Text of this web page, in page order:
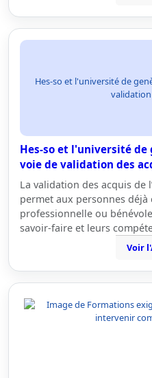
Hes-so et l'université de
Hes-so et l'université
voie de validation des
La validation des acquis de
permet aux personnes
professionnelle ou
savoir-faire et leurs
Voir